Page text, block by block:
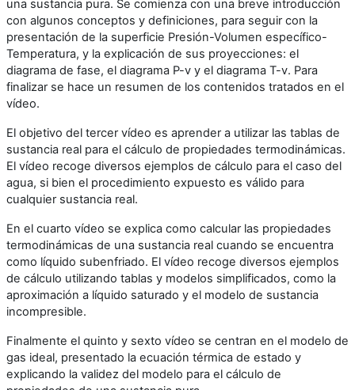
una sustancia pura. Se comienza con una breve introducción
con algunos conceptos y definiciones, para seguir con la
presentación de la superficie Presión-Volumen específico-
Temperatura, y la explicación de sus proyecciones: el
diagrama de fase, el diagrama P-v y el diagrama T-v. Para
finalizar se hace un resumen de los contenidos tratados en el
vídeo.
El objetivo del tercer vídeo es aprender a utilizar las tablas de
sustancia real para el cálculo de propiedades termodinámicas.
El vídeo recoge diversos ejemplos de cálculo para el caso del
agua, si bien el procedimiento expuesto es válido para
cualquier sustancia real.
En el cuarto vídeo se explica como calcular las propiedades
termodinámicas de una sustancia real cuando se encuentra
como líquido subenfriado. El vídeo recoge diversos ejemplos
de cálculo utilizando tablas y modelos simplificados, como la
aproximación a líquido saturado y el modelo de sustancia
incompresible.
Finalmente el quinto y sexto vídeo se centran en el modelo de
gas ideal, presentado la ecuación térmica de estado y
explicando la validez del modelo para el cálculo de